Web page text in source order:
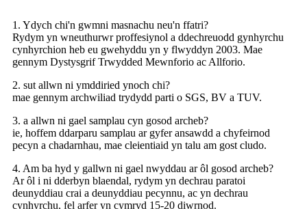
1. Ydych chi'n gwmni masnachu neu'n ffatri?
Rydym yn wneuthurwr proffesiynol a ddechreuodd gynhyrchu
cynhyrchion heb eu gwehyddu yn y flwyddyn 2003. Mae
gennym Dystysgrif Trwydded Mewnforio ac Allforio.
2. sut allwn ni ymddiried ynoch chi?
mae gennym archwiliad trydydd parti o SGS, BV a TUV.
3. a allwn ni gael samplau cyn gosod archeb?
ie, hoffem ddarparu samplau ar gyfer ansawdd a chyfeirnod
pecyn a chadarnhau, mae cleientiaid yn talu am gost cludo.
4. Am ba hyd y gallwn ni gael nwyddau ar ôl gosod archeb?
Ar ôl i ni dderbyn blaendal, rydym yn dechrau paratoi
deunyddiau crai a deunyddiau pecynnu, ac yn dechrau
cynhyrchu, fel arfer yn cymryd 15-20 diwrnod.